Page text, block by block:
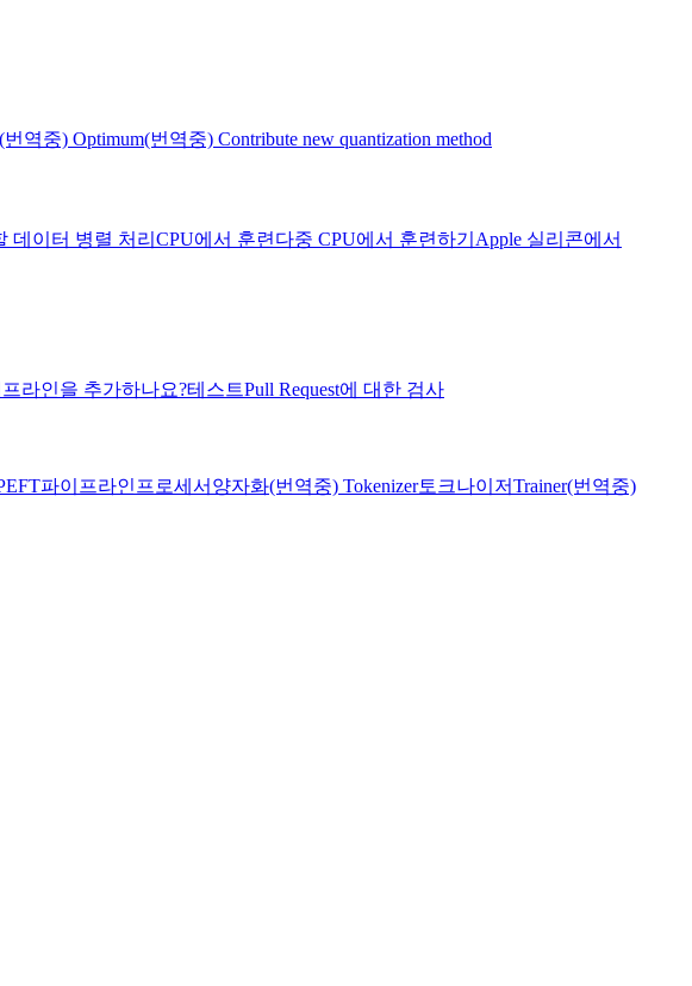
(번역중) Optimum(번역중) Contribute new quantization method
데이터 병렬 처리 CPU에서 훈련 다중 CPU에서 훈련하기 Apple 실리콘에서
프라인을 추가하나요?테스트Pull Request에 대한 검사
파이프라인 프로세서 양자화(번역중) Tokenizer토크나이저Trainer(번역중)